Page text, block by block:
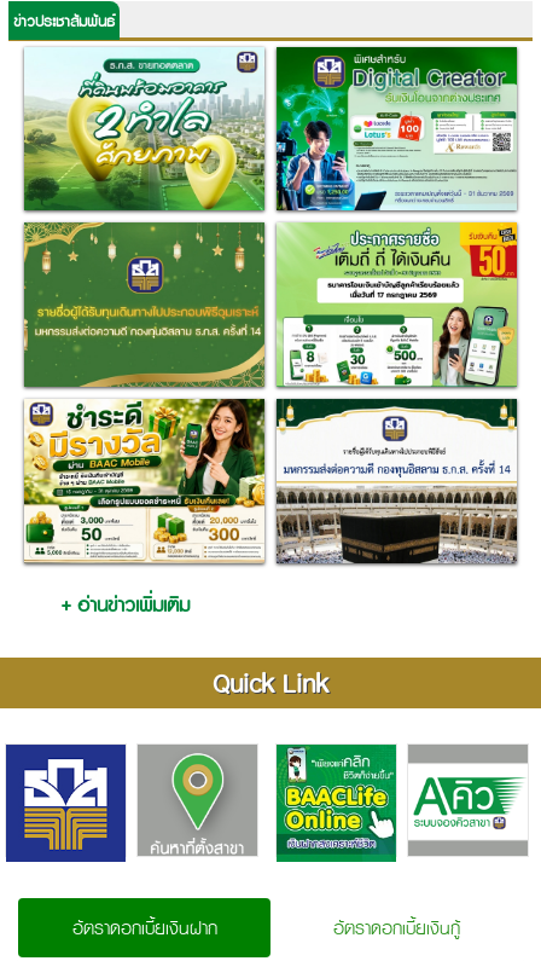
ข่าวประชาสัมพันธ์
+ อ่านข่าวเพิ่มเติม
Quick Link
อัตราดอกเบี้ยเงินฝาก อัตราดอกเบี้ยเงินกู้